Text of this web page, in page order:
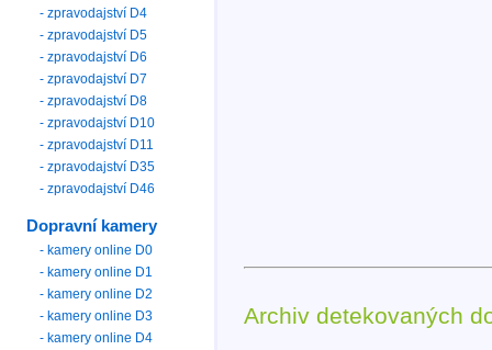
Archiv detekovaných
- zpravodajství D4
- zpravodajství D5
- zpravodajství D6
- zpravodajství D7
- zpravodajství D8
- zpravodajství D10
- zpravodajství D11
- zpravodajství D35
- zpravodajství D46
Dopravní kamery
- kamery online D0
- kamery online D1
- kamery online D2
- kamery online D3
- kamery online D4